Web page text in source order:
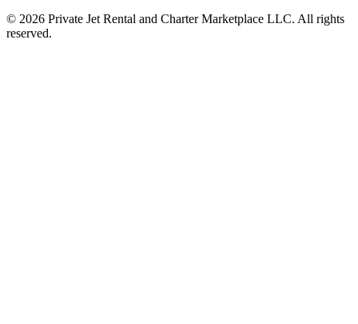
© 2026 Private Jet Rental and Charter Marketplace LLC. All rights
reserved.